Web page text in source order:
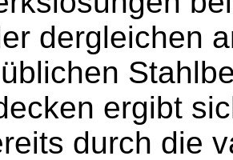
dergleichen
ergibt
durch die